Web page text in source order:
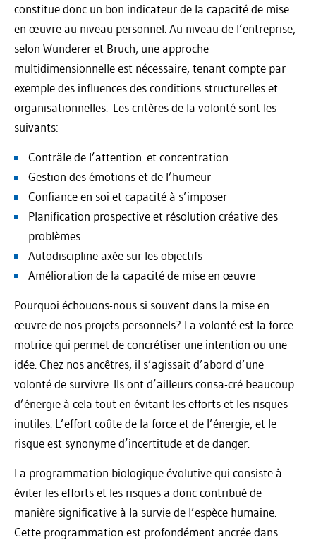
constitue donc un bon indicateur de la capacité de mise
en œuvre au niveau personnel. Au niveau de l’entreprise,
selon Wunderer et Bruch, une approche
multidimensionnelle est nécessaire, tenant compte par
exemple des influences des conditions structurelles et
organisationnelles. Les critères de la volonté sont les
suivants:
Conträle de l’attention et concentration
Gestion des émotions et de l’humeur
Confiance en soi et capacité à s’imposer
Planification prospective et résolution créative des
problèmes
Autodiscipline axée sur les objectifs
Amélioration de la capacité de mise en œuvre
Pourquoi échouons-nous si souvent dans la mise en
œuvre de nos projets personnels? La volonté est la force
motrice qui permet de concrétiser une intention ou une
idée. Chez nos ancêtres, il s’agissait d’abord d’une
volonté de survivre. Ils ont d’ailleurs consa-cré beaucoup
d’énergie à cela tout en évitant les efforts et les risques
inutiles. L’effort coûte de la force et de l’énergie, et le
risque est synonyme d’incertitude et de danger.
La programmation biologique évolutive qui consiste à
éviter les efforts et les risques a donc contribué de
manière significative à la survie de l’espèce humaine.
Cette programmation est profondément ancrée dans